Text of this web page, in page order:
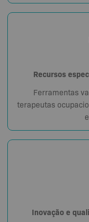
Recursos
Ferramentas
terapeutas
Inovação e